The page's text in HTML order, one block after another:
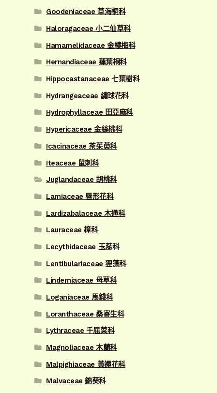
Goodeniaceae 草海桐科
Haloragaceae 小二仙草科
Hamamelidaceae 金縷梅科
Hernandiaceae 蓮葉桐科
Hippocastanaceae 七葉樹科
Hydrangeaceae 繡球花科
Hydrophyllaceae 田亞麻科
Hypericaceae 金絲桃科
Icacinaceae 茶茱萸科
Iteaceae 鼠刺科
Juglandaceae 胡桃科
Lamiaceae 唇形花科
Lardizabalaceae 木通科
Lauraceae 樟科
Lecythidaceae 玉蕊科
Lentibulariaceae 狸藻科
Linderniaceae 母草科
Loganiaceae 馬錢科
Loranthaceae 桑寄生科
Lythraceae 千屈菜科
Magnoliaceae 木蘭科
Malpighiaceae 黃褥花科
Malvaceae 錦葵科